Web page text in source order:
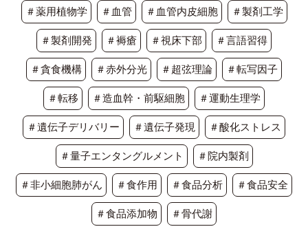
＃薬用植物学 ＃血管 ＃血管内皮細胞 ＃製剤工学
＃製剤開発 ＃褥瘡 ＃視床下部 ＃言語習得
＃貪食機構 ＃赤外分光 ＃超弦理論 ＃転写因子
＃転移 ＃造血幹・前駆細胞 ＃運動生理学
＃遺伝子デリバリー ＃遺伝子発現 ＃酸化ストレス
＃量子エンタングルメント ＃院内製剤
＃非小細胞肺がん ＃食作用 ＃食品分析 ＃食品安全
＃食品添加物 ＃骨代謝